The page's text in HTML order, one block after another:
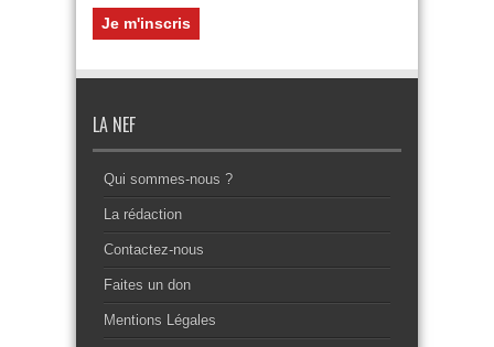
LA NEF
Qui sommes-nous ?
La rédaction
Contactez-nous
Faites un don
Mentions Légales